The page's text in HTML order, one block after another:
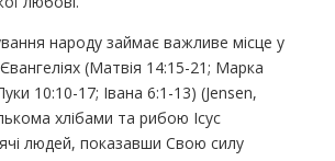
народу займає важливе місце у
(Матвія 14:15-21; Марка
10:10-17; Івана 6:1-13) (Jensen,
хлібами та рибою Ісус
людей, показавши Свою силу